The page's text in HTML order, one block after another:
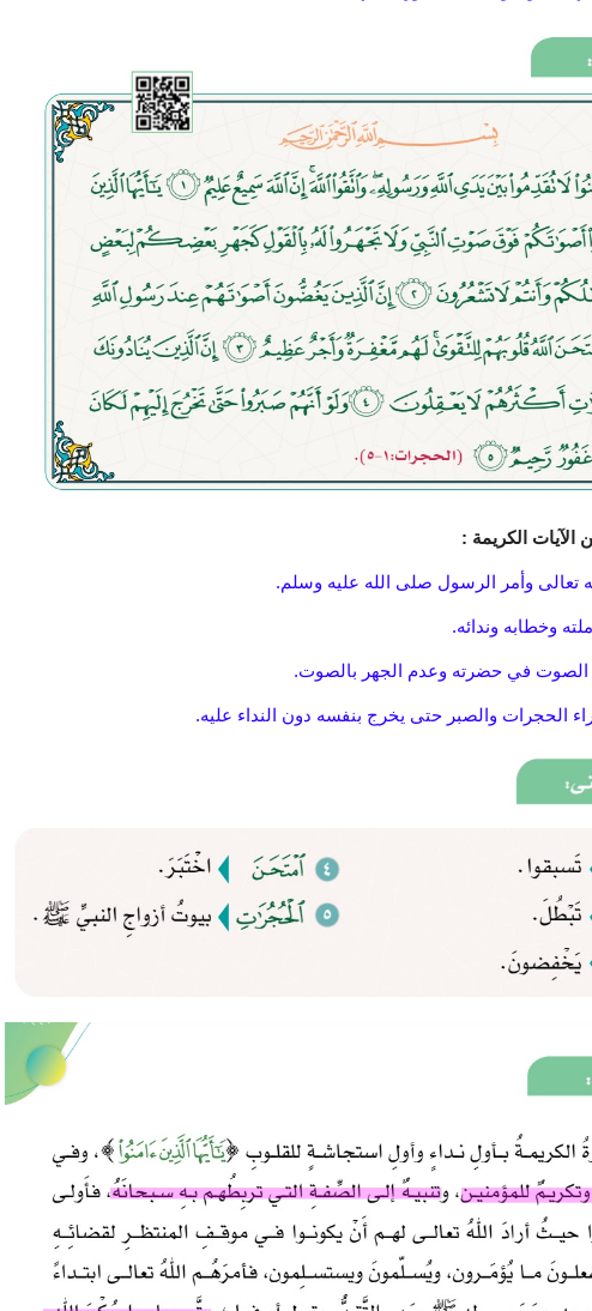
الآيات الكريمة :
تعالى وأمر الرسول صلى الله عليه وسلم.
وخطابه وندائه.
الصوت في حضرته وعدم الجهر بالصوت.
الحجرات والصبر حتى يخرج بنفسه دون النداء عليه.